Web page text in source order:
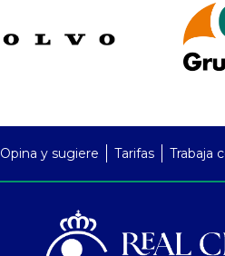
Opina y sugiere Tarifas Trabaja